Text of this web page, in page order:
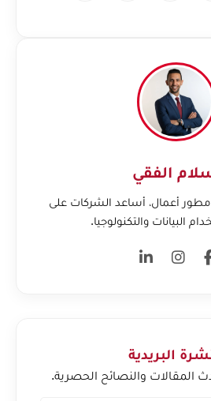
الفقي
أعمال، أساعد الشركات على
البيانات والتكنولوجيا.
البريدية
المقالات والنصائح الحصرية.